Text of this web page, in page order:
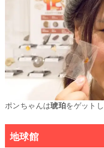
ポンちゃんは琥珀をゲット
地球館